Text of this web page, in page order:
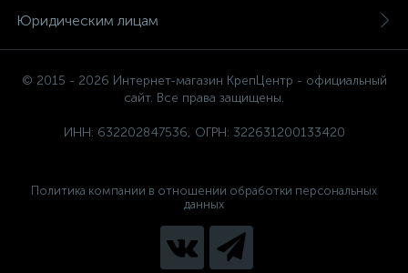
Юридическим лицам
© 2015 - 2026 Интернет-магазин КрепЦентр - официальный
сайт. Все права защищены.
ИНН: 632202847536, ОГРН: 322631200133420
Политика компании в отношении обработки персональных
данных